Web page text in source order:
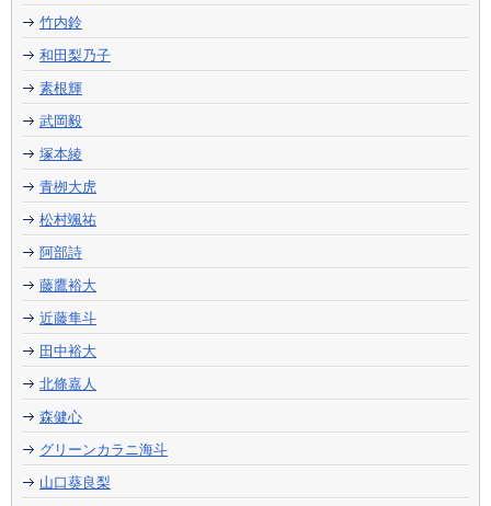
竹内鈴
和田梨乃子
素根輝
武岡毅
塚本綾
青栁大虎
松村颯祐
阿部詩
藤鷹裕大
近藤隼斗
田中裕大
北條嘉人
森健心
グリーンカラニ海斗
山口葵良梨